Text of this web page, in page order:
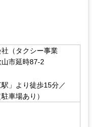
社（タクシー事業
市延時87-2
」より徒歩15分／
車場あり）